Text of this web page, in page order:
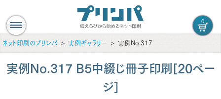
0
ネット印刷のプリンパ 実例ギャラリー 実例No.317
実例No.317 B5中綴じ冊子印刷[20ペー
ジ]